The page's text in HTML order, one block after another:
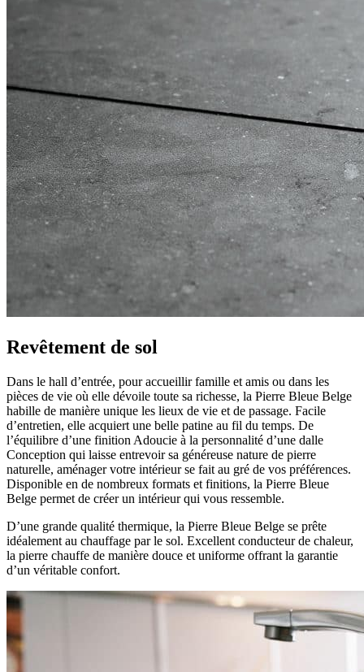
Revêtement de sol
Dans le hall d’entrée, pour accueillir famille et amis ou dans les
pièces de vie où elle dévoile toute sa richesse, la Pierre Bleue Belge
habille de manière unique les lieux de vie et de passage. Facile
d’entretien, elle acquiert une belle patine au fil du temps. De
l’équilibre d’une finition Adoucie à la personnalité d’une dalle
Conception qui laisse entrevoir sa généreuse nature de pierre
naturelle, aménager votre intérieur se fait au gré de vos préférences.
Disponible en de nombreux formats et finitions, la Pierre Bleue
Belge permet de créer un intérieur qui vous ressemble.
D’une grande qualité thermique, la Pierre Bleue Belge se prête
idéalement au chauffage par le sol. Excellent conducteur de chaleur,
la pierre chauffe de manière douce et uniforme offrant la garantie
d’un véritable confort.